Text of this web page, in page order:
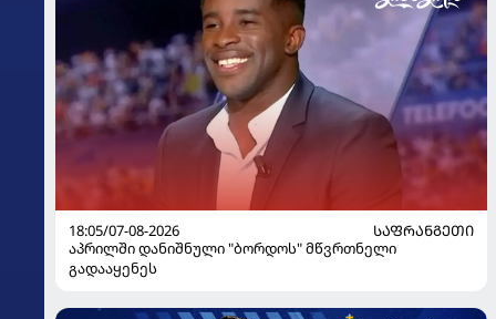
18:05/07-08-2026
ᲡᲐᲤᲠᲐᲜᲒᲔᲗᲘ
აპრილში დანიშნული "ბორდოს" მწვრთნელი
გადააყენეს